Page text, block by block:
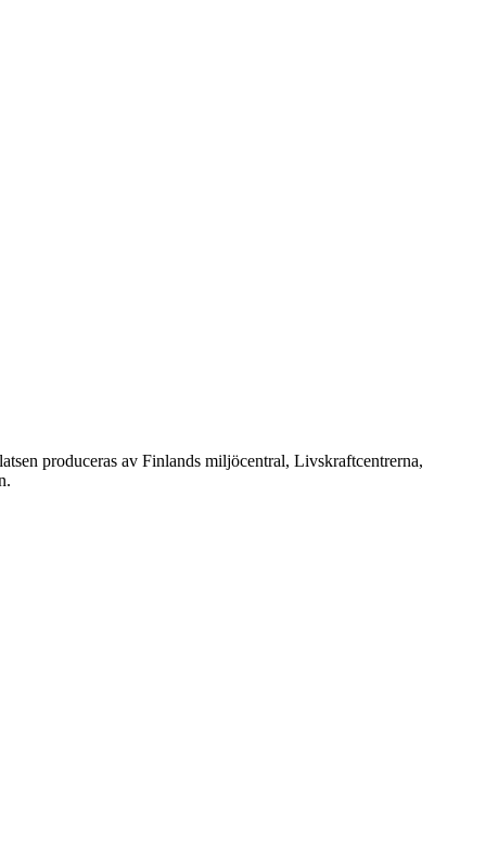
produceras av Finlands miljöcentral, Livskraftcentrerna,